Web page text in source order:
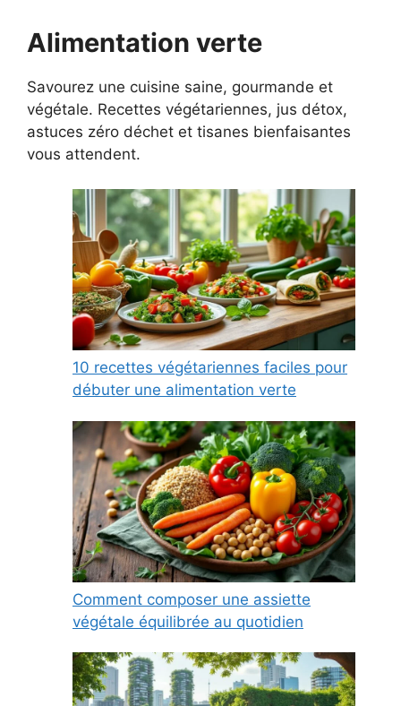
Alimentation verte
Savourez une cuisine saine, gourmande et
végétale. Recettes végétariennes, jus détox,
astuces zéro déchet et tisanes bienfaisantes
vous attendent.
10 recettes végétariennes faciles pour
débuter une alimentation verte
Comment composer une assiette
végétale équilibrée au quotidien